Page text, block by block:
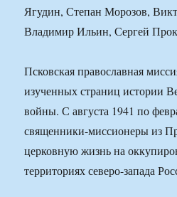
Ягудин, Степан Морозов,
Владимир Ильин, Сергей
Псковская православная
изученных страниц истории
войны. С августа 1941 по
священники-миссионеры из
церковную жизнь на
территориях северо-запада